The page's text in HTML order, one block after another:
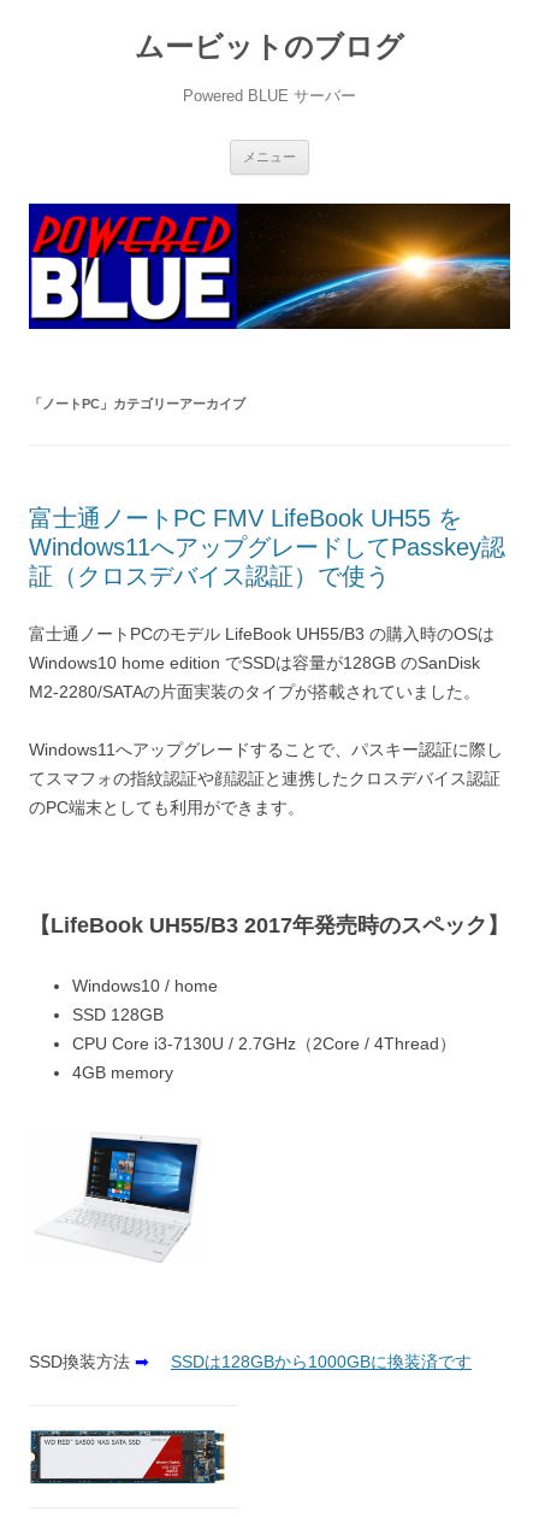
ムービットのブログ
Powered BLUE サーバー
メニュー
ツ
ッ
プ
「 ノートPC 」カテゴリーアーカイブ
富士通ノートPC FMV LifeBook UH55 を
Windows11へアップグレードしてPasskey認
証（クロスデバイス認証）で使う
富士通ノートPCのモデル LifeBook UH55/B3 の購入時のOSは
Windows10 home edition でSSDは容量が128GB のSanDisk
M2-2280/SATAの片面実装のタイプが搭載されていました。
Windows11へアップグレードすることで、パスキー認証に際し
てスマフォの指紋認証や顔認証と連携したクロスデバイス認証
のPC端末としても利用ができます。
【LifeBook UH55/B3 2017年発売時のスペック】
Windows10 / home
SSD 128GB
CPU Core i3-7130U / 2.7GHz（2Core / 4Thread）
4GB memory
SSD換装方法 ➡ SSDは128GBから1000GBに換装済です